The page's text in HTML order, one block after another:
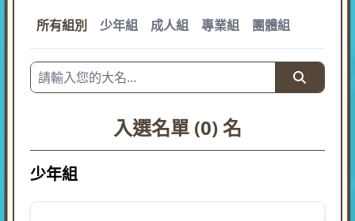
所有組別 少年組 成人組 專業組 團體組
入選名單 (0) 名
少年組